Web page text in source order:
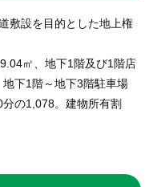
敷設を目的とした地上権
㎡、地下1階及び1階店
下1階～地下3階駐車場
の1,078。建物所有割